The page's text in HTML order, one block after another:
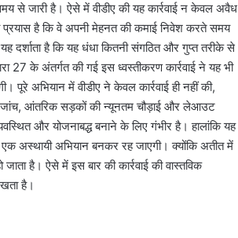
से जारी है। ऐसे में वीडीए की यह कार्रवाई न केवल अवैध
प्रयास है कि वे अपनी मेहनत की कमाई निवेश करते समय
दर्शाता है कि यह धंधा कितनी संगठित और गुप्त तरीके से
27 के अंतर्गत की गई इस ध्वस्तीकरण कार्रवाई ने यह भी
पूरे अभियान में वीडीए ने केवल कार्रवाई ही नहीं की,
जांच, आंतरिक सड़कों की न्यूनतम चौड़ाई और लेआउट
और योजनाबद्ध बनाने के लिए गंभीर है। हालांकि यह
एक अस्थायी अभियान बनकर रह जाएगी। क्योंकि अतीत में
है। ऐसे में इस बार की कार्रवाई की वास्तविक
है।